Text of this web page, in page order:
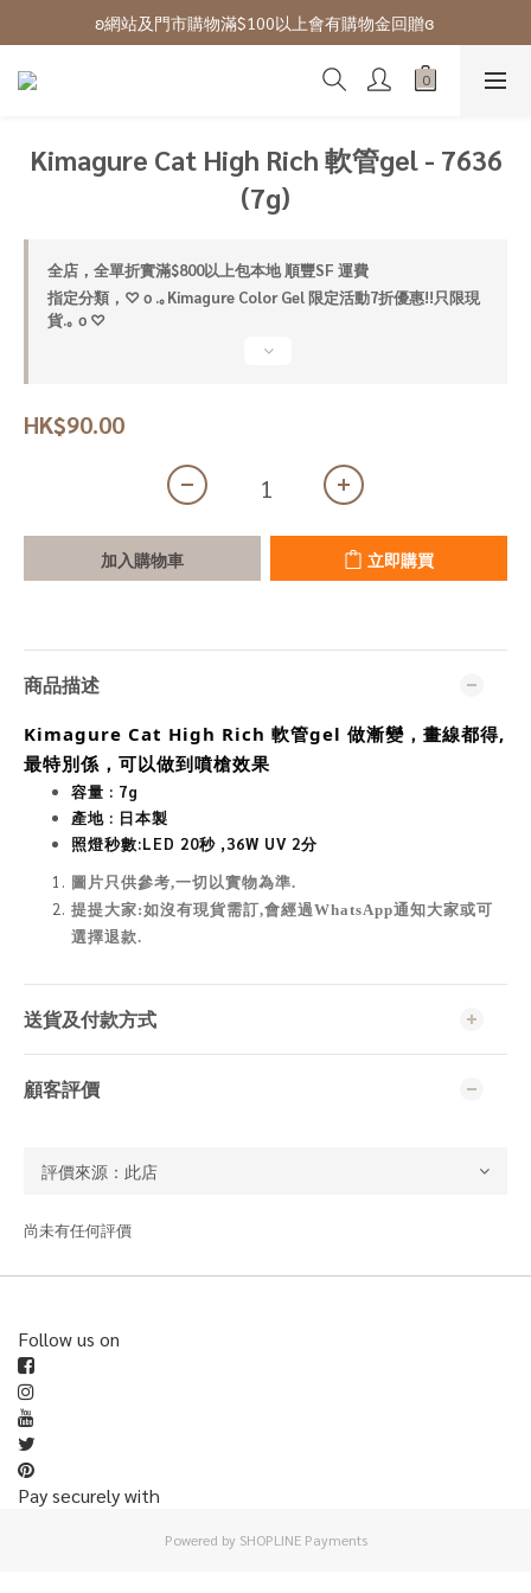
ʚ 網站免費登記會員,登入後可下單ɞ Click Here
ʚ網站及門市購物滿$100以上會有購物金回贈ɞ
ʚ 網站免費登記會員,登入後可下單ɞ Click Here
Kimagure Cat High Rich 軟管gel - 7636
(7g)
全店，全單折實滿$800以上包本地 順豐SF 運費
指定分類，♡ｏ.｡Kimagure Color Gel 限定活動7折優惠!!只限現
貨.｡ｏ♡
HK$90.00
加入購物車 立即購買
商品描述
Kimagure Cat High Rich 軟管gel 做漸變，畫線都得,
最特別係，可以做到噴槍效果
容量 : 7g
產地 : 日本製
照燈秒數:LED 20秒 ,36W UV 2分
圖片只供參考,一切以實物為準.
提提大家:如沒有現貨需訂,會經過WhatsApp通知大家或可
選擇退款.
送貨及付款方式
顧客評價
尚未有任何評價
Follow us on
Pay securely with
Powered by SHOPLINE Payments